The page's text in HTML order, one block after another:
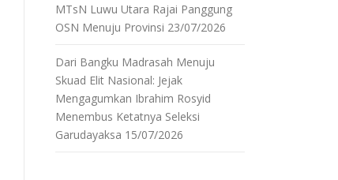
MTsN Luwu Utara Rajai Panggung
OSN Menuju Provinsi 23/07/2026
Dari Bangku Madrasah Menuju
Skuad Elit Nasional: Jejak
Mengagumkan Ibrahim Rosyid
Menembus Ketatnya Seleksi
Garudayaksa 15/07/2026